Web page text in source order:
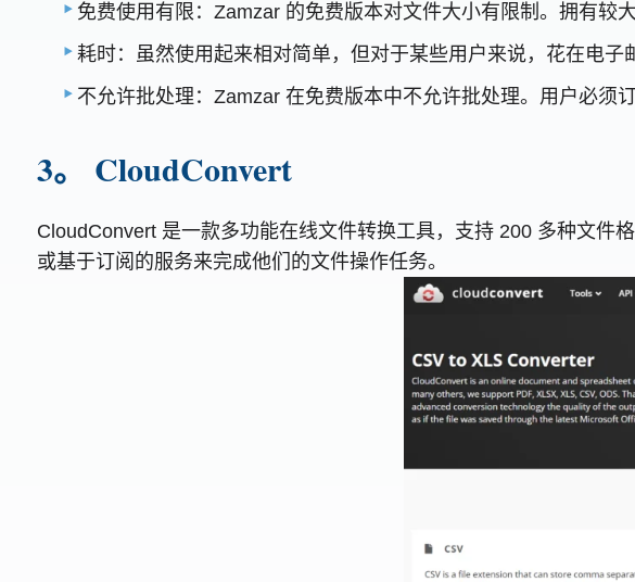
免费使用有限：Zamzar 的免费版本对文件大小有限制。拥有较
耗时：虽然使用起来相对简单，但对于某些用户来说，花在电子
不允许批处理：Zamzar 在免费版本中不允许批处理。用户必须
3。 CloudConvert
CloudConvert 是一款多功能在线文件转换工具，支持 200 多种文件
或基于订阅的服务来完成他们的文件操作任务。